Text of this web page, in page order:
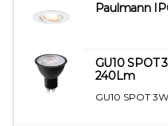
Paulmann
GU10 SPOT
240Lm
GU10 SPOT